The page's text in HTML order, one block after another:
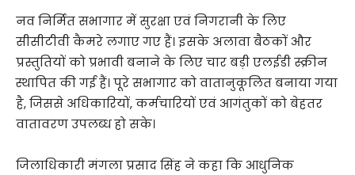
नव निर्मित सभागार में सुरक्षा एवं निगरानी के लिए
सीसीटीवी कैमरे लगाए गए हैं। इसके अलावा बैठकों और
प्रस्तुतियों को प्रभावी बनाने के लिए चार बड़ी एलईडी स्क्रीन
स्थापित की गई हैं। पूरे सभागार को वातानुकूलित बनाया गया
है, जिससे अधिकारियों, कर्मचारियों एवं आगंतुकों को बेहतर
वातावरण उपलब्ध हो सके।
जिलाधिकारी मंगला प्रसाद सिंह ने कहा कि आधुनिक